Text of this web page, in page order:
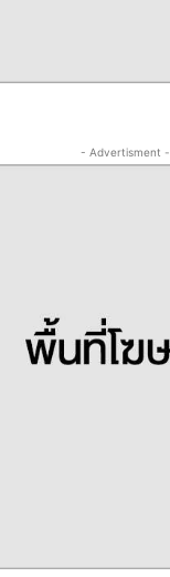
- Advertisment -